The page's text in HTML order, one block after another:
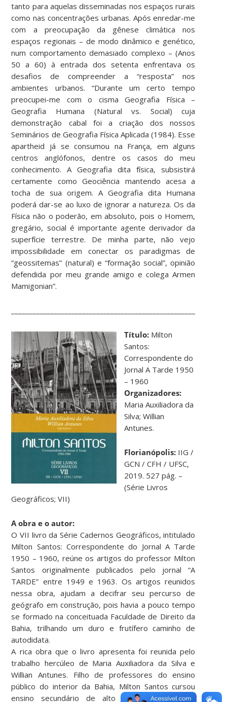
tanto para aquelas disseminadas nos espaços rurais
como nas concentrações urbanas. Após enredar-me
com a preocupação da gênese climática nos
espaços regionais – de modo dinâmico e genético,
num comportamento demasiado complexo – (Anos
50 a 60) à entrada dos setenta enfrentava os
desafios de compreender a “resposta” nos
ambientes urbanos. “Durante um certo tempo
preocupei-me com o cisma Geografia Física –
Geografia Humana (Natural vs. Social) cuja
demonstração cabal foi a criação dos nossos
Seminários de Geografia Física Aplicada (1984). Esse
apartheid já se consumou na França, em alguns
centros anglófonos, dentre os casos do meu
conhecimento. A Geografia dita física, subsistirá
certamente como Geociência mantendo acesa a
tocha de sua origem. A Geografia dita Humana
poderá dar-se ao luxo de ignorar a natureza. Os da
Física não o poderão, em absoluto, pois o Homem,
gregário, social é importante agente derivador da
superfície terrestre. De minha parte, não vejo
impossibilidade em conectar os paradigmas de
“geossitemas” (natural) e “formação social”, opinião
defendida por meu grande amigo e colega Armen
Mamigonian”.
Título: Milton
Santos:
Correspondente do
Jornal A Tarde 1950
– 1960
Organizadores:
Maria Auxiliadora da
Silva; Willian
Antunes.
Florianópolis: IIG /
GCN / CFH / UFSC,
2019. 527 pág. –
(Série Livros
Geográficos; VII)
A obra e o autor:
O VII livro da Série Cadernos Geográficos, intitulado
Milton Santos: Correspondente do Jornal A Tarde
1950 – 1960, reúne os artigos do professor Milton
Santos originalmente publicados pelo jornal “A
TARDE” entre 1949 e 1963. Os artigos reunidos
nessa obra, ajudam a decifrar seu percurso de
geógrafo em construção, pois havia a pouco tempo
se formado na conceituada Faculdade de Direito da
Bahia, trilhando um duro e frutífero caminho de
autodidata.
A rica obra que o livro apresenta foi reunida pelo
trabalho hercúleo de Maria Auxiliadora da Silva e
Willian Antunes. Filho de professores do ensino
público do interior da Bahia, Milton Santos cursou
ensino secundário de alto nível em Salvador,